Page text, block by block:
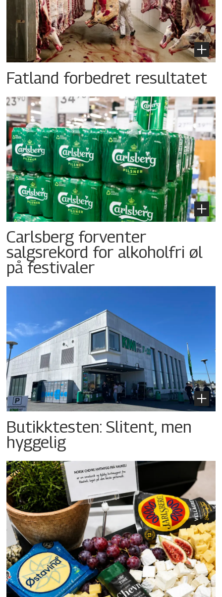
Fatland forbedret resultatet
Carlsberg forventer
salgsrekord for alkoholfri øl
på festivaler
Butikktesten: Slitent, men
hyggelig